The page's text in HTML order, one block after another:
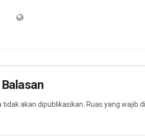
akan dipublikasikan. Ruas yang wajib